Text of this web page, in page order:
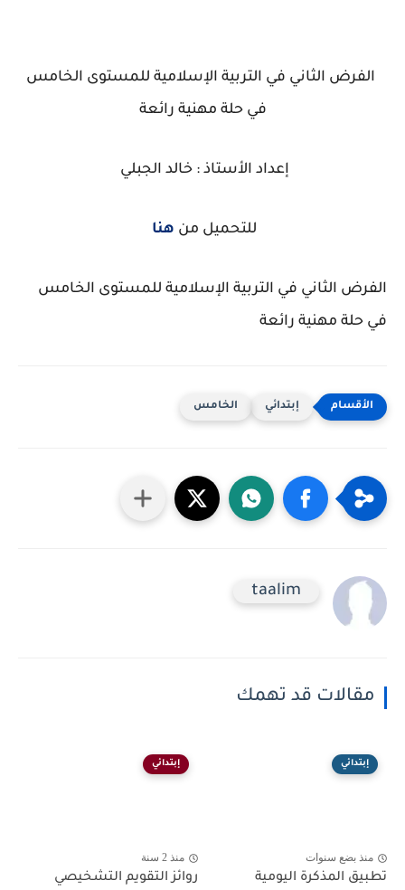
الفرض الثاني في التربية الإسلامية للمستوى الخامس
في حلة مهنية رائعة
إعداد الأستاذ : خالد الجبلي
للتحميل من هنا
الفرض الثاني في التربية الإسلامية للمستوى الخامس
في حلة مهنية رائعة
إبتدائي الخامس
taalim
مقالات قد تهمك
إبتدائي
منذ بضع سنوات
تطبيق المذكرة اليومية
إبتدائي
منذ 2 سنة
روائز التقويم التشخيصي